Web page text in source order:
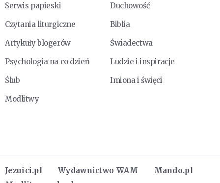
Serwis papieski
Duchowość
Czytania liturgiczne
Biblia
Artykuły blogerów
Świadectwa
Psychologia na co dzień
Ludzie i inspiracje
Ślub
Imiona i święci
Modlitwy
Jezuici.pl Wydawnictwo WAM
Mando.pl